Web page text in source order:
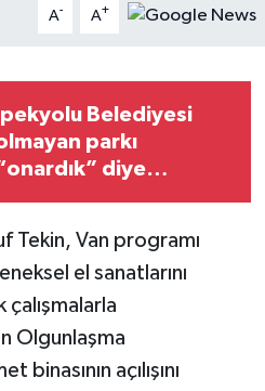
A- A+
İpekyolu Belediyesi
parkı
diye
Tekin, Van programı
el sanatlarını
Olgunlaşma
binasının açılışını